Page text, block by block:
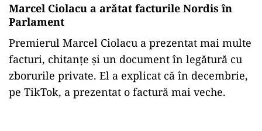
Marcel Ciolacu a arătat facturile Nordis în
Parlament
Premierul Marcel Ciolacu a prezentat mai multe
facturi, chitanțe și un document în legătură cu
zborurile private. El a explicat că în decembrie,
pe TikTok, a prezentat o factură mai veche.